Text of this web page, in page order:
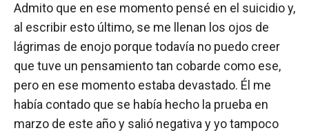
Admito que en ese momento pensé en el suicidio y,
al escribir esto último, se me llenan los ojos de
lágrimas de enojo porque todavía no puedo creer
que tuve un pensamiento tan cobarde como ese,
pero en ese momento estaba devastado. Él me
había contado que se había hecho la prueba en
marzo de este año y salió negativa y yo tampoco